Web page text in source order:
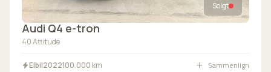
Solgt
Audi Q4 e-tron
40 Attitude
Elbil2022100.000 km Sammenlign